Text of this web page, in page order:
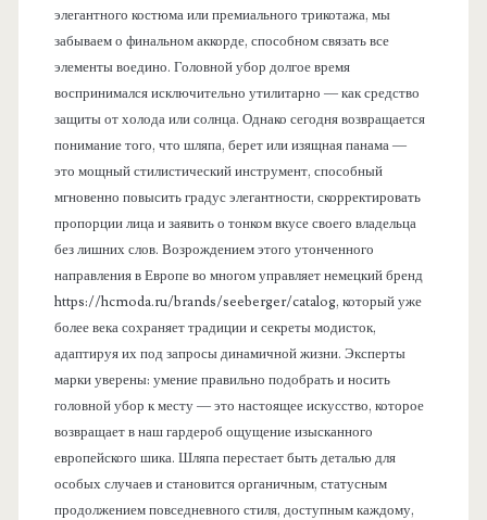
элегантного костюма или премиального трикотажа, мы
забываем о финальном аккорде, способном связать все
элементы воедино. Головной убор долгое время
воспринимался исключительно утилитарно — как средство
защиты от холода или солнца. Однако сегодня возвращается
понимание того, что шляпа, берет или изящная панама —
это мощный стилистический инструмент, способный
мгновенно повысить градус элегантности, скорректировать
пропорции лица и заявить о тонком вкусе своего владельца
без лишних слов. Возрождением этого утонченного
направления в Европе во многом управляет немецкий бренд
https://hcmoda.ru/brands/seeberger/catalog, который уже
более века сохраняет традиции и секреты модисток,
адаптируя их под запросы динамичной жизни. Эксперты
марки уверены: умение правильно подобрать и носить
головной убор к месту — это настоящее искусство, которое
возвращает в наш гардероб ощущение изысканного
европейского шика. Шляпа перестает быть деталью для
особых случаев и становится органичным, статусным
продолжением повседневного стиля, доступным каждому,